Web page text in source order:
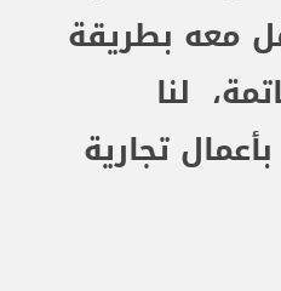
معه بطريقة
لنا
تجارية